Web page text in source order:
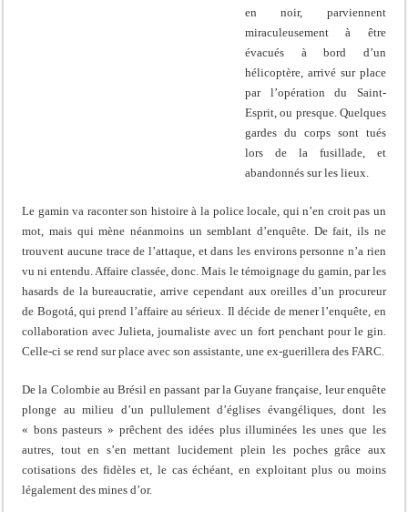
en noir, parviennent
miraculeusement à être
évacués à bord d’un
hélicoptère, arrivé sur place
par l’opération du Saint-
Esprit, ou presque. Quelques
gardes du corps sont tués
lors de la fusillade, et
abandonnés sur les lieux.
Le gamin va raconter son histoire à la police locale, qui n’en croit pas un
mot, mais qui mène néanmoins un semblant d’enquête. De fait, ils ne
trouvent aucune trace de l’attaque, et dans les environs personne n’a rien
vu ni entendu. Affaire classée, donc. Mais le témoignage du gamin, par les
hasards de la bureaucratie, arrive cependant aux oreilles d’un procureur
de Bogotá, qui prend l’affaire au sérieux. Il décide de mener l’enquête, en
collaboration avec Julieta, journaliste avec un fort penchant pour le gin.
Celle-ci se rend sur place avec son assistante, une ex-guerillera des FARC.
De la Colombie au Brésil en passant par la Guyane française, leur enquête
plonge au milieu d’un pullulement d’églises évangéliques, dont les
« bons pasteurs » prêchent des idées plus illuminées les unes que les
autres, tout en s’en mettant lucidement plein les poches grâce aux
cotisations des fidèles et, le cas échéant, en exploitant plus ou moins
légalement des mines d’or.